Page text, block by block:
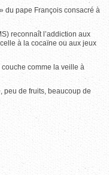
du pape François consacré à
reconnaît l’addiction aux
à la cocaïne ou aux jeux
comme la veille à
peu de fruits, beaucoup de